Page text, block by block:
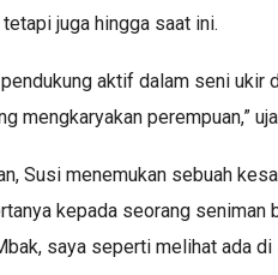
juga hingga saat ini.
aktif dalam seni ukir
mengkaryakan perempuan,”
Susi menemukan sebuah
kepada seorang seniman
saya seperti melihat ada di